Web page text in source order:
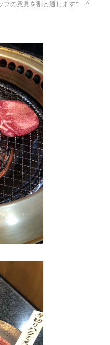
フの意見を割と通します^ – ^